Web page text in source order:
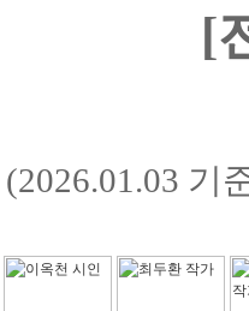
[
(2026.01.03 기